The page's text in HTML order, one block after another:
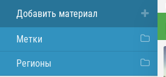
Добавить материал
Метки
Регионы